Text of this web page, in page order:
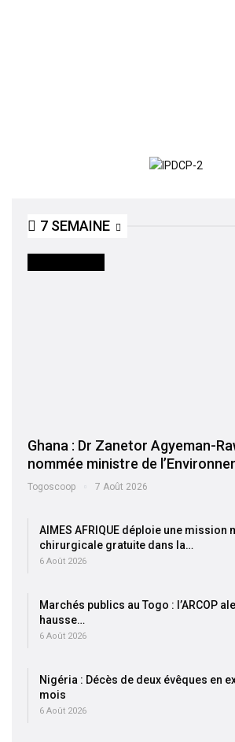
7 SEMAINE
Ghana : Dr Zanetor Agyeman-
nommée ministre de
Togoscoop 7 Août 2026
AIMES AFRIQUE déploie une mission
chirurgicale gratuite dans la…
6 Août 2026
Marchés publics au Togo : l’ARCOP
hausse…
6 Août 2026
Nigéria : Décès de deux évêques en
mois
6 Août 2026